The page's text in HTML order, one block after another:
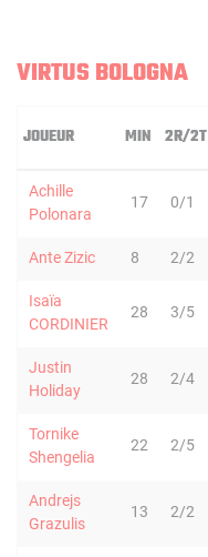
VIRTUS BOLOGNA
JOUEUR MIN 2R/2T
Achille
Polonara
17 0/1
Ante Zizic 8 2/2
Isaïa
CORDINIER
28 3/5
Justin
Holiday
28 2/4
Tornike
Shengelia
22 2/5
Andrejs
Grazulis
13 2/2